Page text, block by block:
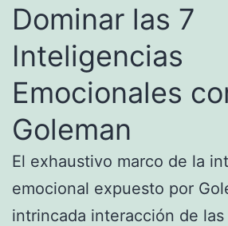
Dominar las 7
Inteligencias
Emocionales
Goleman
El exhaustivo marco de la
emocional expuesto por
intrincada interacción de las